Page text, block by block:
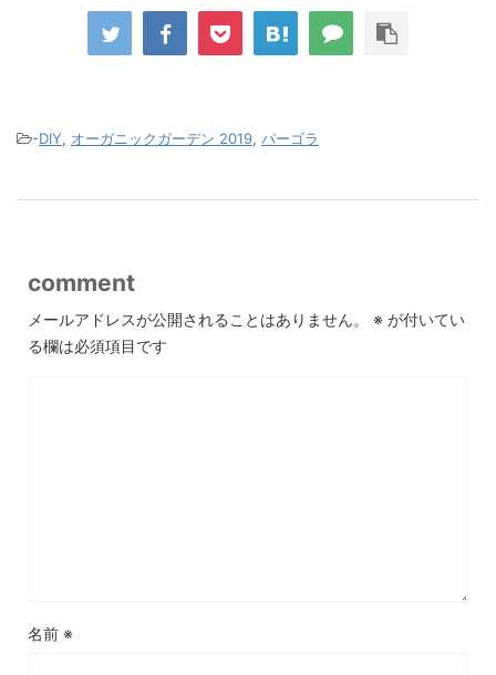
-DIY, オーガニックガーデン 2019, パーゴラ
comment
メールアドレスが公開されることはありません。 ※ が付いてい
る欄は必須項目です
名前 ※